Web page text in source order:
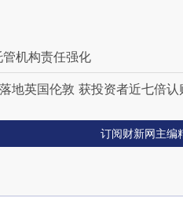
机构责任强化
地英国伦敦 获投资者近七倍认
订阅财新网主编